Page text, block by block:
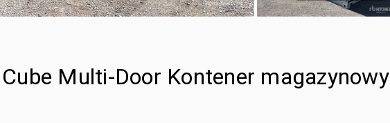
Multi-Door Kontener magazynowy